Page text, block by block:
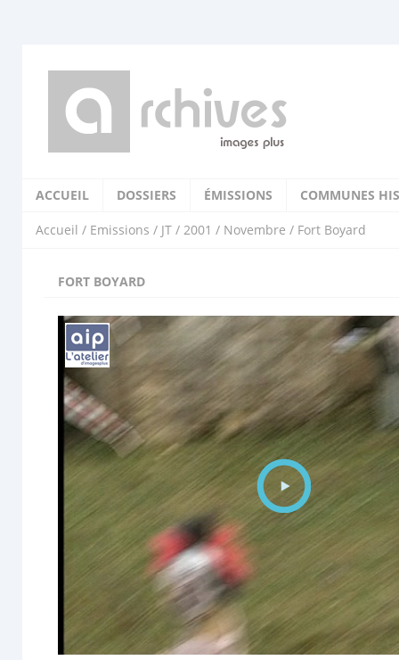
ACCUEIL DOSSIERS ÉMISSIONS COMMUNES
Accueil / Emissions / JT / 2001 / Novembre / Fort Boyard
FORT BOYARD